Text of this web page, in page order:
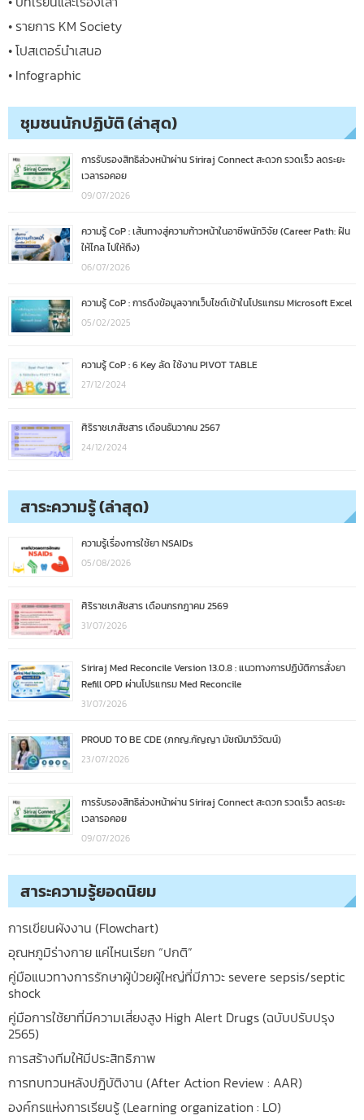
• รายการ KM Society
• โปสเตอร์นำเสนอ
• Infographic
ชุมชนนักปฏิบัติ (ล่าสุด)
การรับรองสิทธิล่วงหน้าผ่าน Siriraj Connect สะดวก รวดเร็ว ลดระยะ
เวลารอคอย
09/07/2026
ความรู้ CoP : เส้นทางสู่ความก้าวหน้าในอาชีพนักวิจัย (Career Path: ฝัน
ให้ไกล ไปให้ถึง)
06/07/2026
ความรู้ CoP : การดึงข้อมูลจากเว็บไซต์เข้าในโปรแกรม Microsoft Excel
05/02/2025
ความรู้ CoP : 6 Key ลัด ใช้งาน PIVOT TABLE
27/12/2024
ศิริราชเภสัชสาร เดือนธันวาคม 2567
24/12/2024
สาระความรู้ (ล่าสุด)
ความรู้เรื่องการใช้ยา NSAIDs
05/08/2026
ศิริราชเภสัชสาร เดือนกรกฎาคม 2569
31/07/2026
Siriraj Med Reconcile Version 13.0.8 : แนวทางการปฏิบัติการสั่งยา
Refill OPD ผ่านโปรแกรม Med Reconcile
31/07/2026
PROUD TO BE CDE (ภกญ.กัญญา มัชฌิมาวิวัฒน์)
23/07/2026
การรับรองสิทธิล่วงหน้าผ่าน Siriraj Connect สะดวก รวดเร็ว ลดระยะ
เวลารอคอย
09/07/2026
สาระความรู้ยอดนิยม
การเขียนผังงาน (Flowchart)
อุณหภูมิร่างกาย แค่ไหนเรียก “ปกติ”
คู่มือแนวทางการรักษาผู้ป่วยผู้ใหญ่ที่มีภาวะ severe sepsis/septic
shock
คู่มือการใช้ยาที่มีความเสี่ยงสูง High Alert Drugs (ฉบับปรับปรุง
2565)
การสร้างทีมให้มีประสิทธิภาพ
การทบทวนหลังปฎิบัติงาน (After Action Review : AAR)
องค์กรแห่งการเรียนรู้ (Learning organization : LO)